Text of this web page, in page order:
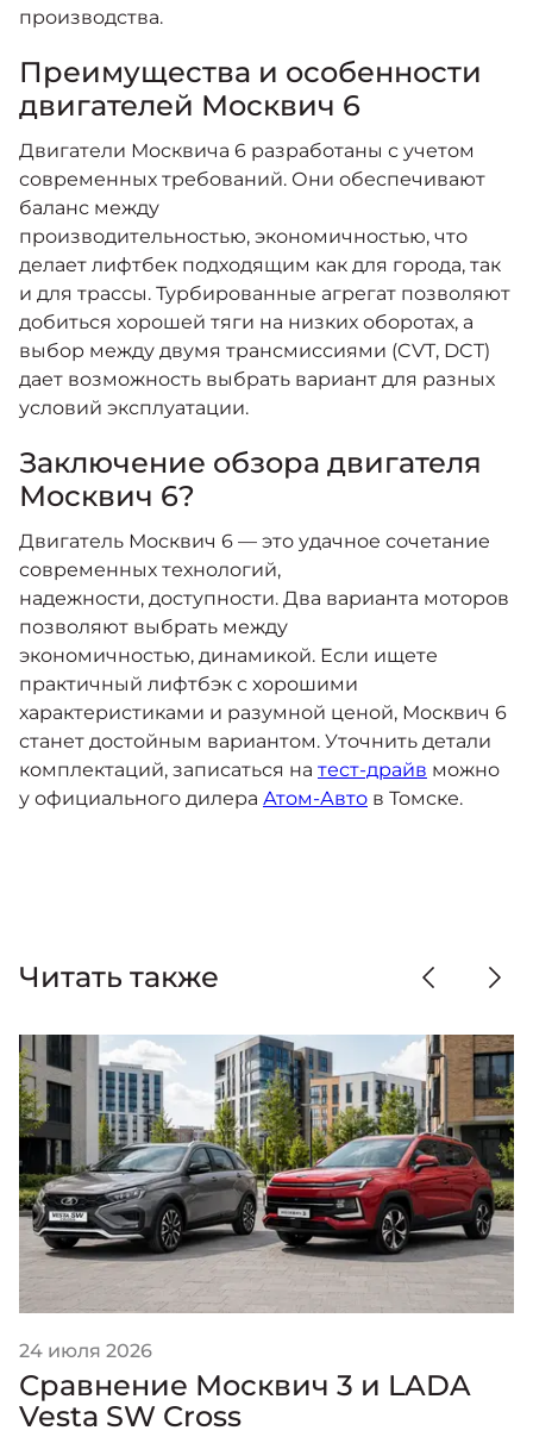
производства.
Преимущества и особенности
двигателей Москвич 6
Двигатели Москвича 6 разработаны с учетом
современных требований. Они обеспечивают
баланс между
производительностью, экономичностью, что
делает лифтбек подходящим как для города, так
и для трассы. Турбированные агрегат позволяют
добиться хорошей тяги на низких оборотах, а
выбор между двумя трансмиссиями (CVT, DCT)
дает возможность выбрать вариант для разных
условий эксплуатации.
Заключение обзора двигателя
Москвич 6?
Двигатель Москвич 6 — это удачное сочетание
современных технологий,
надежности, доступности. Два варианта моторов
позволяют выбрать между
экономичностью, динамикой. Если ищете
практичный лифтбэк с хорошими
характеристиками и разумной ценой, Москвич 6
станет достойным вариантом. Уточнить детали
комплектаций, записаться на тест-драйв можно
у официального дилера Атом-Авто в Томске.
Читать также
24 июля 2026
Сравнение Москвич 3 и LADA
Vesta SW Cross